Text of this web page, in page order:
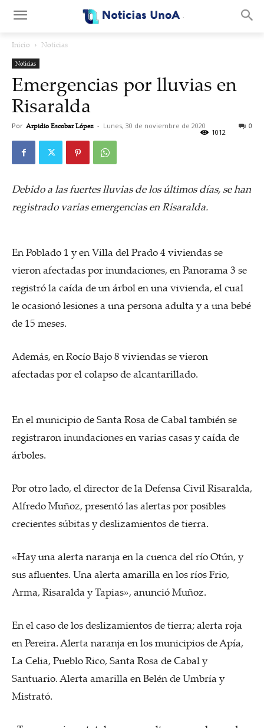
Inicio Noticias
Noticias
Emergencias por lluvias en
Risaralda
Por Arpidio Escobar López - Lunes, 30 de noviembre de 2020 0
1012
Debido a las fuertes lluvias de los últimos días, se han
registrado varias emergencias en Risaralda.
En Poblado 1 y en Villa del Prado 4 viviendas se
vieron afectadas por inundaciones, en Panorama 3 se
registró la caída de un árbol en una vivienda, el cual
le ocasionó lesiones a una persona adulta y a una bebé
de 15 meses.
Además, en Rocío Bajo 8 viviendas se vieron
afectadas por el colapso de alcantarillado.
En el municipio de Santa Rosa de Cabal también se
registraron inundaciones en varias casas y caída de
árboles.
Por otro lado, el director de la Defensa Civil Risaralda,
Alfredo Muñoz, presentó las alertas por posibles
crecientes súbitas y deslizamientos de tierra.
«Hay una alerta naranja en la cuenca del río Otún, y
sus afluentes. Una alerta amarilla en los ríos Frio,
Arma, Risaralda y Tapias», anunció Muñoz.
En el caso de los deslizamientos de tierra; alerta roja
en Pereira. Alerta naranja en los municipios de Apía,
La Celia, Pueblo Rico, Santa Rosa de Cabal y
Santuario. Alerta amarilla en Belén de Umbría y
Mistrató.